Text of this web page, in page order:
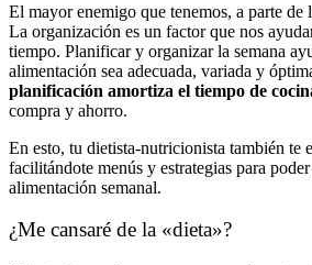
El mayor enemigo que tenemos, a parte de
La organización es un factor que nos
tiempo. Planificar y organizar la semana
alimentación sea adecuada, variada y
planificación amortiza el tiempo de
compra y ahorro.
En esto, tu dietista-nutricionista también te
facilitándote menús y estrategias para
alimentación semanal.
¿Me cansaré de la «dieta»?